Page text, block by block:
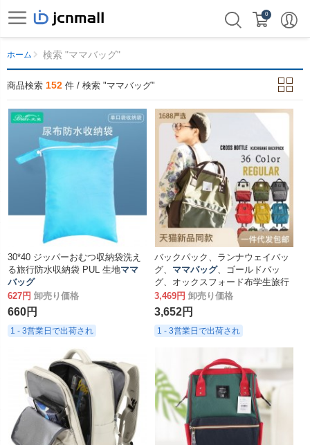
0
ホーム 検索 "ママバッグ"
商品検索 152 件 / 検索 "ママバッグ"
30*40 ジッパーおむつ収納袋洗え
る旅行防水収納袋 PUL 生地ママ
バッグ
627円 卸売り価格
660円
1 - 3営業日で出荷され
バックパック、ランナウェイバッ
グ、 ママバッグ、ゴールドバッ
グ、オックスフォード布学生旅行
バックパック、スクールバッグ
3,469円 卸売り価格
3,652円
1 - 3営業日で出荷され